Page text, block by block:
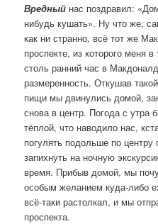
Вредный нас поздравил:
нибудь кушать». Ну что же,
как ни странно, всё тот же
проспекте, из которого меня
столь ранний час в
размеренность. Откушав
пищи мы двинулись домой,
снова в центр. Погода с утра
тёплой, что наводило нас,
погулять подольше по
запихнуть на ночную
время. Прибыв домой, мы
особым желанием куда-либо
всё-таки растолкал, и мы
проспекта.